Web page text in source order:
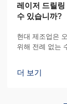
레이저 드릴
수 있습니까?
현대 제조업은
위해 전례 없는
더 보기